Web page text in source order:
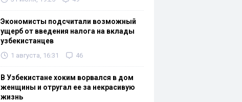
Экономисты подсчитали возможный
ущерб от введения налога на вклады
узбекистанцев
1 августа, 16:31 46
В Узбекистане хоким ворвался в дом
женщины и отругал ее за некрасивую
жизнь